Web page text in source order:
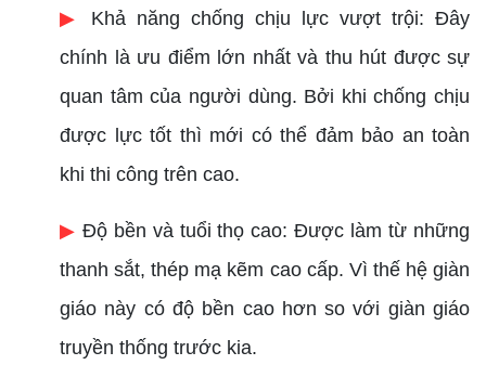
▶ Khả năng chống chịu lực vượt trội: Đây
chính là ưu điểm lớn nhất và thu hút được sự
quan tâm của người dùng. Bởi khi chống chịu
được lực tốt thì mới có thể đảm bảo an toàn
khi thi công trên cao.
▶ Độ bền và tuổi thọ cao: Được làm từ những
thanh sắt, thép mạ kẽm cao cấp. Vì thế hệ giàn
giáo này có độ bền cao hơn so với giàn giáo
truyền thống trước kia.